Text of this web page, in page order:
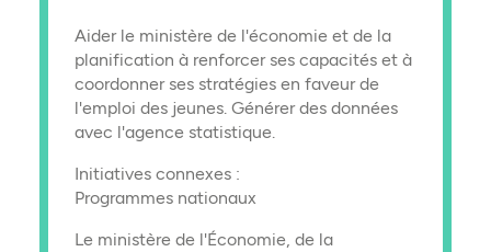
Aider le ministère de l'économie et de la
planification à renforcer ses capacités et à
coordonner ses stratégies en faveur de
l'emploi des jeunes. Générer des données
avec l'agence statistique.
Initiatives connexes :
Programmes nationaux
Le ministère de l'Économie, de la